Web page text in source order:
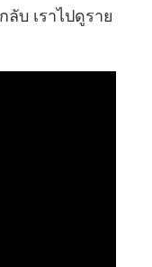
บ เราไปดูราย